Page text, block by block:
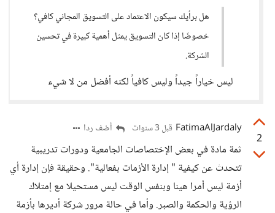
هل برأيك سيكون الاعتماد على التسويق المجاني كافي؟
خصوصًا إذا كان التسويق يمثل أهمية كبيرة في تحسين
الشركة.
ليس خياراً جيداً وليس كافياً لكنه أفضل من لا شيء
2
FatimaAlJardaly قبل 3 سنوات أضف ردا
ثمة مادة في بعض الإختصاصات الجامعية ودورات تدريبية
تتحدث عن كيفية " إدارة الأزمات بفعالية". وحقيقة فإن إدارة أي
أزمة ليس أمرا هينا وبنفس الوقت ليس مستحيلا مع إمتلاك
الرؤية والحكمة والصبر. وأما في حالة مرور شركة أديرها بأزمة